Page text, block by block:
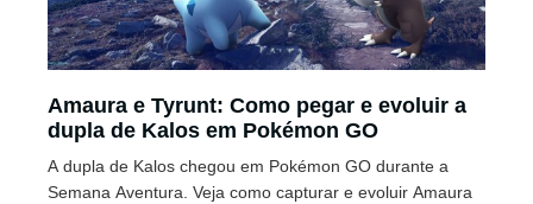
Amaura e Tyrunt: Como pegar e evoluir a
dupla de Kalos em Pokémon GO
A dupla de Kalos chegou em Pokémon GO durante a
Semana Aventura. Veja como capturar e evoluir Amaura